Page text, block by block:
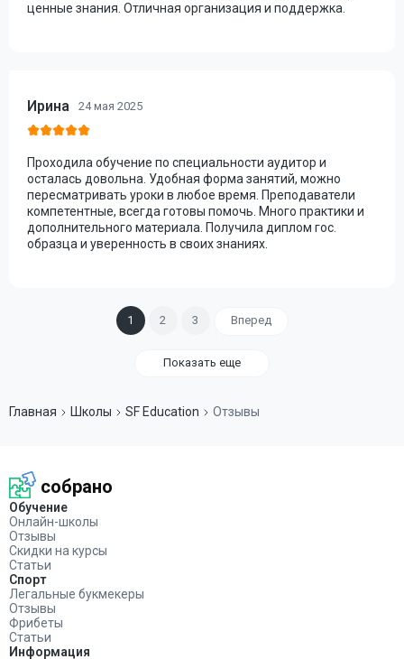
ценные знания. Отличная организация и поддержка.
Ирина 24 мая 2025
Проходила обучение по специальности аудитор и
осталась довольна. Удобная форма занятий, можно
пересматривать уроки в любое время. Преподаватели
компетентные, всегда готовы помочь. Много практики и
дополнительного материала. Получила диплом гос.
образца и уверенность в своих знаниях.
1 2 3 Вперед
Показать еще
Главная Школы SF Education Отзывы
собрано
Обучение
Онлайн-школы
Отзывы
Скидки на курсы
Статьи
Спорт
Легальные букмекеры
Отзывы
Фрибеты
Статьи
Информация